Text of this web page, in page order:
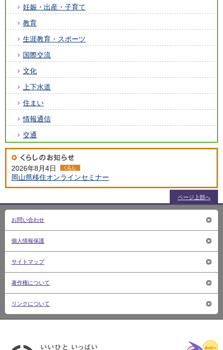
妊娠・出産・子育て
教育
生涯教育・スポーツ
国際交流
文化
上下水道
住まい
情報通信
交通
2026年8月4日
岡山県移住オンラインセミナー
ページ上部へ
お問い合わせ
個人情報保護
サイトマップ
著作権について
リンクについて